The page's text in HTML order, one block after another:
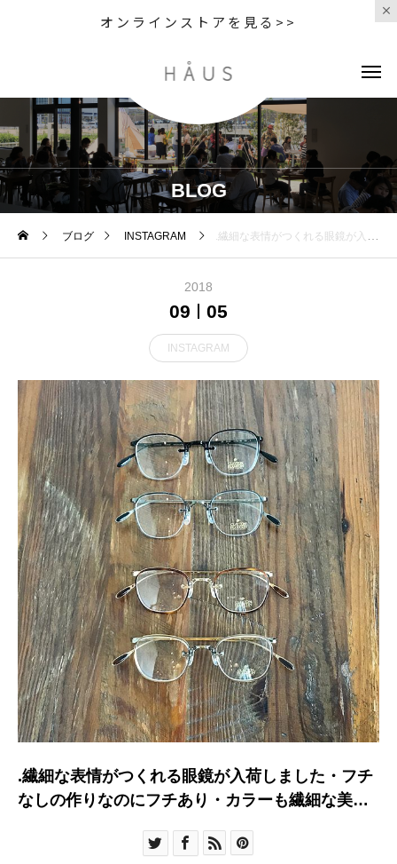
オンラインストアを見る>>
BLOG
ブログ INSTAGRAM .繊細な表情がつくれる眼鏡が入荷しました・フチなしの作りなのにフチあり・カラーも繊細な美しさです・人とは違うニュアンスを作りたい方にオススメ…#optical#めがね#hausmatsue #島根#松江#松江メガネ#生活に寄り添うメガネ#メガネ男子#メガネ女子#claytonfranklin
2018
09 05
INSTAGRAM
.繊細な表情がつくれる眼鏡が入荷しました・フチ
なしの作りなのにフチあり・カラーも繊細な美し
ススメ…#optical#めがね#hausmatsue #島根#松